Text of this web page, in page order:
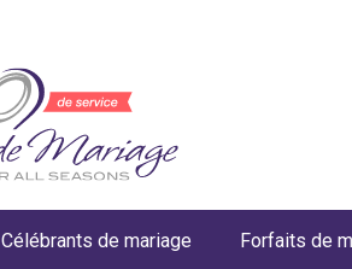
Célébrants de mariage Forfaits de